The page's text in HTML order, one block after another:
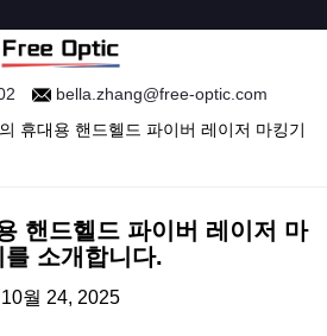
bella.zhang@free-optic.com
휴대용 핸드헬드 파이버 레이저 마킹기
핸드헬드 파이버 레이저 마
를 소개합니다.
10월 24, 2025